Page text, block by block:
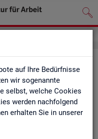
auf Ihre Bedürfnisse
wir sogenannte
selbst, welche Cookies
werden nachfolgend
erhalten Sie in unserer
nach
- Deutsch­
Ge­mein­den